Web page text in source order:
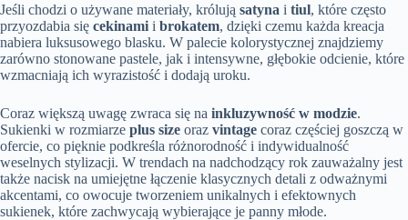
Jeśli chodzi o używane materiały, królują satyna i tiul, które często
przyozdabia się cekinami i brokatem, dzięki czemu każda kreacja
nabiera luksusowego blasku. W palecie kolorystycznej znajdziemy
zarówno stonowane pastele, jak i intensywne, głębokie odcienie, które
wzmacniają ich wyrazistość i dodają uroku.
Coraz większą uwagę zwraca się na inkluzywność w modzie.
Sukienki w rozmiarze plus size oraz vintage coraz częściej goszczą w
ofercie, co pięknie podkreśla różnorodność i indywidualność
weselnych stylizacji. W trendach na nadchodzący rok zauważalny jest
także nacisk na umiejętne łączenie klasycznych detali z odważnymi
akcentami, co owocuje tworzeniem unikalnych i efektownych
sukienek, które zachwycają wybierające je panny młode.